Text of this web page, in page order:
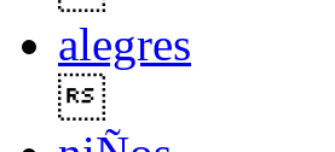
alegres